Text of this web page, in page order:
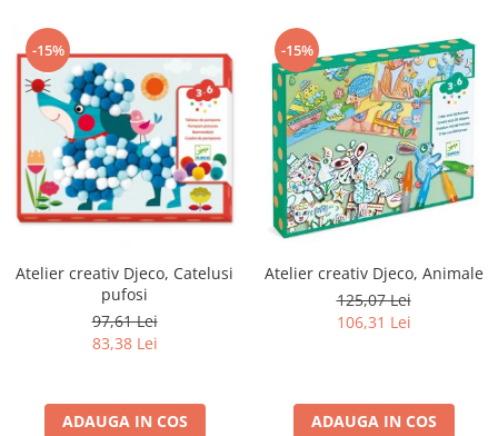
-15%
Atelier creativ Djeco, Catelusi
pufosi
97,61 Lei
83,38 Lei
ADAUGA IN COS
-15%
Atelier creativ Djeco, Animale
125,07 Lei
106,31 Lei
ADAUGA IN COS